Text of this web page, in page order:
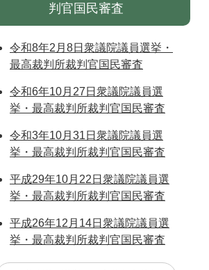
判官国民審査
令和8年2月8日衆議院議員選挙・
最高裁判所裁判官国民審査
令和6年10月27日衆議院議員選
挙・最高裁判所裁判官国民審査
令和3年10月31日衆議院議員選
挙・最高裁判所裁判官国民審査
平成29年10月22日衆議院議員選
挙・最高裁判所裁判官国民審査
平成26年12月14日衆議院議員選
挙・最高裁判所裁判官国民審査